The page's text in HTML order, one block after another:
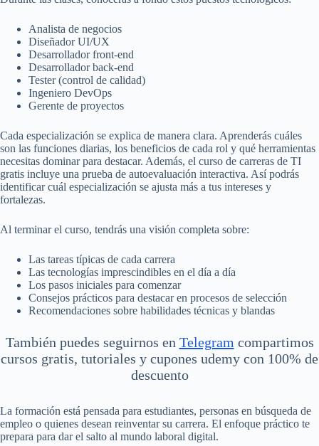
Analista de negocios
Diseñador UI/UX
Desarrollador front-end
Desarrollador back-end
Tester (control de calidad)
Ingeniero DevOps
Gerente de proyectos
Cada especialización se explica de manera clara. Aprenderás cuáles
son las funciones diarias, los beneficios de cada rol y qué herramientas
necesitas dominar para destacar. Además, el curso de carreras de TI
gratis incluye una prueba de autoevaluación interactiva. Así podrás
identificar cuál especialización se ajusta más a tus intereses y
fortalezas.
Al terminar el curso, tendrás una visión completa sobre:
Las tareas típicas de cada carrera
Las tecnologías imprescindibles en el día a día
Los pasos iniciales para comenzar
Consejos prácticos para destacar en procesos de selección
Recomendaciones sobre habilidades técnicas y blandas
También puedes seguirnos en Telegram compartimos
cursos gratis, tutoriales y cupones udemy con 100% de
descuento
La formación está pensada para estudiantes, personas en búsqueda de
empleo o quienes desean reinventar su carrera. El enfoque práctico te
prepara para dar el salto al mundo laboral digital.